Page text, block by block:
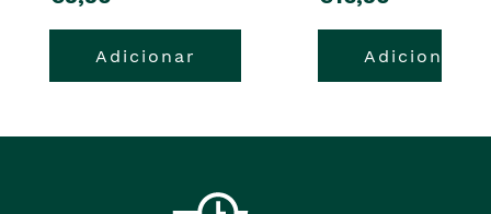
Adicionar Adicionar